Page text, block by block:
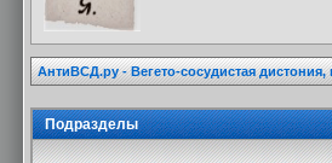
АнтиВСД.ру - Вегето-сосудистая
Подразделы